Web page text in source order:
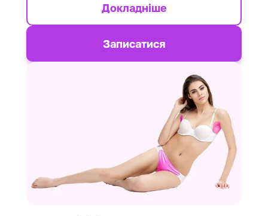
Докладніше
Записатися